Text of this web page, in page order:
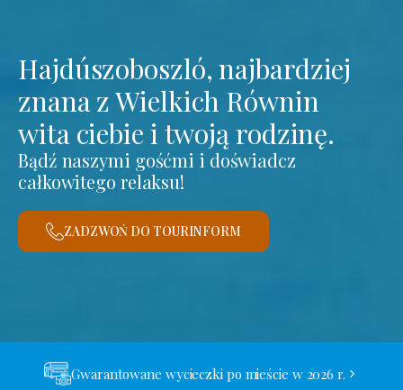
Hajdúszoboszló, najbardziej
znana z Wielkich Równin
wita ciebie i twoją rodzinę.
Bądź naszymi gośćmi i doświadcz
całkowitego relaksu!
ZADZWOŃ DO TOURINFORM
Gwarantowane wycieczki po mieście w 2026 r.